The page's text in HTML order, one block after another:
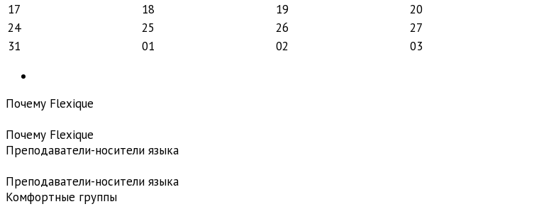
17 18 19 20
24
25 26 27
31
01 02 03
Почему Flexique
Почему Flexique
Преподаватели-носители языка
Преподаватели-носители языка
Комфортные группы